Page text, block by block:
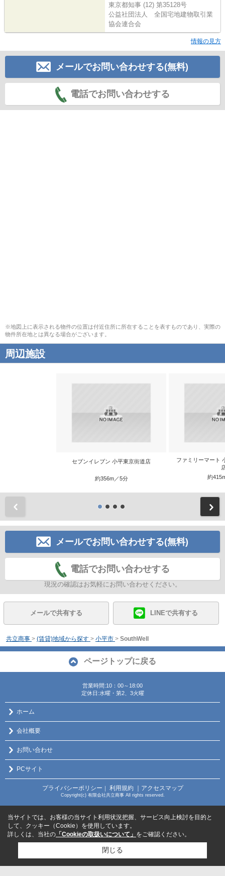
東京都知事 (12) 第35128号
公益社団法人 全国宅地建物取引業
協会連合会
情報の見方
メールでお問い合わせする(無料)
電話でお問い合わせする
※地図上に表示される物件の位置は付近住所に所在することを表すものであり、実際の
物件所在地とは異なる場合がございます。
周辺施設
セブンイレブン 小平東京街道店
約356m／5分
ファミリーマート
約
メールでお問い合わせする(無料)
電話でお問い合わせする
現況の確認はお気軽にお問い合わせください。
メールで共有する LINEで共有する
共立商事 > (賃貸)地域から探す > 小平市 > SouthWell
ページトップに戻る
営業時間:10：00～18:00
定休日:水曜・第2、3火曜
ホーム
会社概要
お問い合わせ
PCサイト
プライバシーポリシー 利用規約 ｜アクセスマップ
Copyright(c) 有限会社共立商事 All rights reserved.
当サイトでは、お客様の当サイト利用状況把握、サービス向上検討を目的と
して、クッキー（Cookie）を使用しています。
詳しくは、当社の 「Cookieの取扱いについて」 をご確認ください。
閉じる